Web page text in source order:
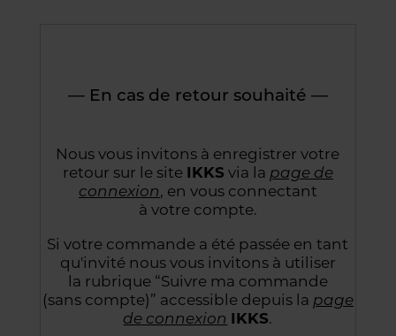
— En cas de retour souhaité —
Nous vous invitons à enregistrer votre
retour sur le site IKKS via la page de
connexion, en vous connectant
à votre compte.
Si votre commande a été passée en tant
qu'invité nous vous invitons à utiliser
la rubrique “Suivre ma commande
(sans compte)” accessible depuis la page
de connexion IKKS.